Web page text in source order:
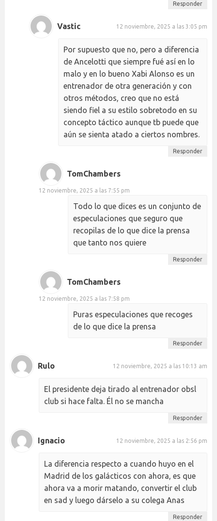
Responder
Vastic 12 noviembre, 2025 a las 3:05 pm
Por supuesto que no, pero a diferencia
de Ancelotti que siempre fué así en lo
malo y en lo bueno Xabi Alonso es un
entrenador de otra generación y con
otros métodos, creo que no está
siendo fiel a su estilo sobretodo en su
concepto táctico aunque tb puede que
aún se sienta atado a ciertos nombres.
Responder
TomChambers
12 noviembre, 2025 a las 7:55 pm
Todo lo que dices es un conjunto de
especulaciones que seguro que
recopilas de lo que dice la prensa
que tanto nos quiere
Responder
TomChambers
12 noviembre, 2025 a las 7:58 pm
Puras especulaciones que recoges
de lo que dice la prensa
Responder
Rulo 12 noviembre, 2025 a las 10:13 am
El presidente deja tirado al entrenador obsl
club si hace falta. Él no se mancha
Responder
Ignacio 12 noviembre, 2025 a las 2:56 pm
La diferencia respecto a cuando huyo en el
Madrid de los galácticos con ahora, es que
ahora va a morir matando, convertir el club
en sad y luego dárselo a su colega Anas
Responder